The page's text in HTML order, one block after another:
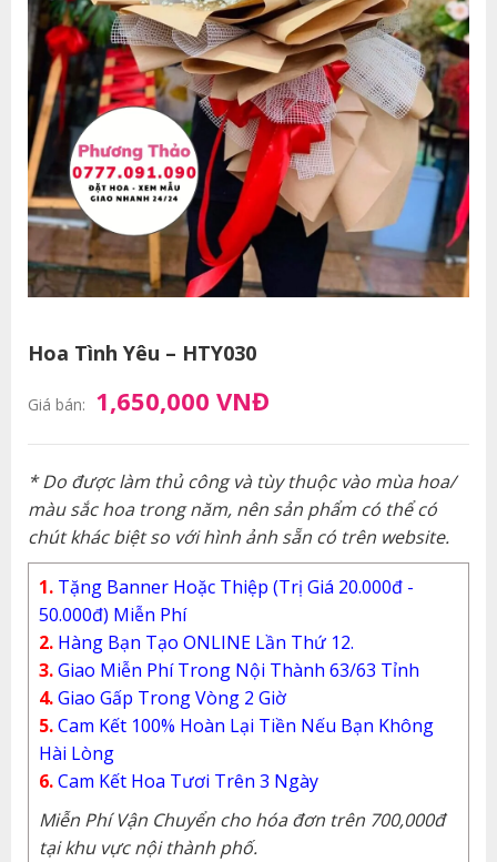
Hoa Tình Yêu – HTY030
Giá bán: 1,650,000 VNĐ
* Do được làm thủ công và tùy thuộc vào mùa hoa/
màu sắc hoa trong năm, nên sản phẩm có thể có
chút khác biệt so với hình ảnh sẵn có trên website.
1. Tặng Banner Hoặc Thiệp (Trị Giá 20.000đ -
50.000đ) Miễn Phí
2. Hàng Bạn Tạo ONLINE Lần Thứ 12.
3.Giao Miễn Phí Trong Nội Thành 63/63 Tỉnh
4.Giao Gấp Trong Vòng 2 Giờ
5.Cam Kết 100% Hoàn Lại Tiền Nếu Bạn Không
Hài Lòng
6.Cam Kết Hoa Tươi Trên 3 Ngày
Miễn Phí Vận Chuyển cho hóa đơn trên 700,000đ
tại khu vực nội thành phố.